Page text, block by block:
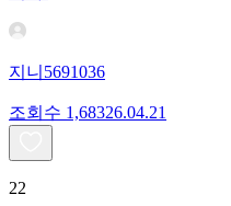
지니5691036
조회수 1,68326.04.21
22